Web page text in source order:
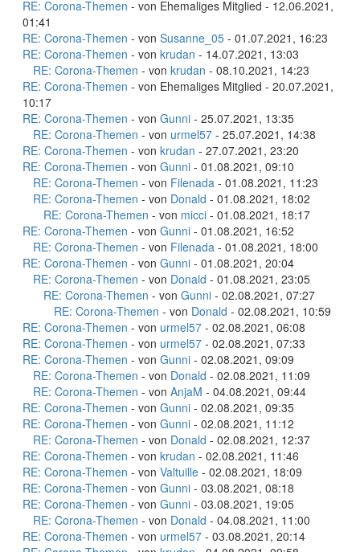
RE: Corona-Themen - von Ehemaliges Mitglied - 12.06.2021,
01:41
RE: Corona-Themen - von Susanne_05 - 01.07.2021, 16:23
RE: Corona-Themen - von krudan - 14.07.2021, 13:03
RE: Corona-Themen - von krudan - 08.10.2021, 14:23
RE: Corona-Themen - von Ehemaliges Mitglied - 20.07.2021,
10:17
RE: Corona-Themen - von Gunni - 25.07.2021, 13:35
RE: Corona-Themen - von urmel57 - 25.07.2021, 14:38
RE: Corona-Themen - von krudan - 27.07.2021, 23:20
RE: Corona-Themen - von Gunni - 01.08.2021, 09:10
RE: Corona-Themen - von Filenada - 01.08.2021, 11:23
RE: Corona-Themen - von Donald - 01.08.2021, 18:02
RE: Corona-Themen - von micci - 01.08.2021, 18:17
RE: Corona-Themen - von Gunni - 01.08.2021, 16:52
RE: Corona-Themen - von Filenada - 01.08.2021, 18:00
RE: Corona-Themen - von Gunni - 01.08.2021, 20:04
RE: Corona-Themen - von Donald - 01.08.2021, 23:05
RE: Corona-Themen - von Gunni - 02.08.2021, 07:27
RE: Corona-Themen - von Donald - 02.08.2021, 10:59
RE: Corona-Themen - von urmel57 - 02.08.2021, 06:08
RE: Corona-Themen - von urmel57 - 02.08.2021, 07:33
RE: Corona-Themen - von Gunni - 02.08.2021, 09:09
RE: Corona-Themen - von Donald - 02.08.2021, 11:09
RE: Corona-Themen - von AnjaM - 04.08.2021, 09:44
RE: Corona-Themen - von Gunni - 02.08.2021, 09:35
RE: Corona-Themen - von Gunni - 02.08.2021, 11:12
RE: Corona-Themen - von Donald - 02.08.2021, 12:37
RE: Corona-Themen - von krudan - 02.08.2021, 11:46
RE: Corona-Themen - von Valtuille - 02.08.2021, 18:09
RE: Corona-Themen - von Gunni - 03.08.2021, 08:18
RE: Corona-Themen - von Gunni - 03.08.2021, 19:05
RE: Corona-Themen - von Donald - 04.08.2021, 11:00
RE: Corona-Themen - von urmel57 - 03.08.2021, 20:14